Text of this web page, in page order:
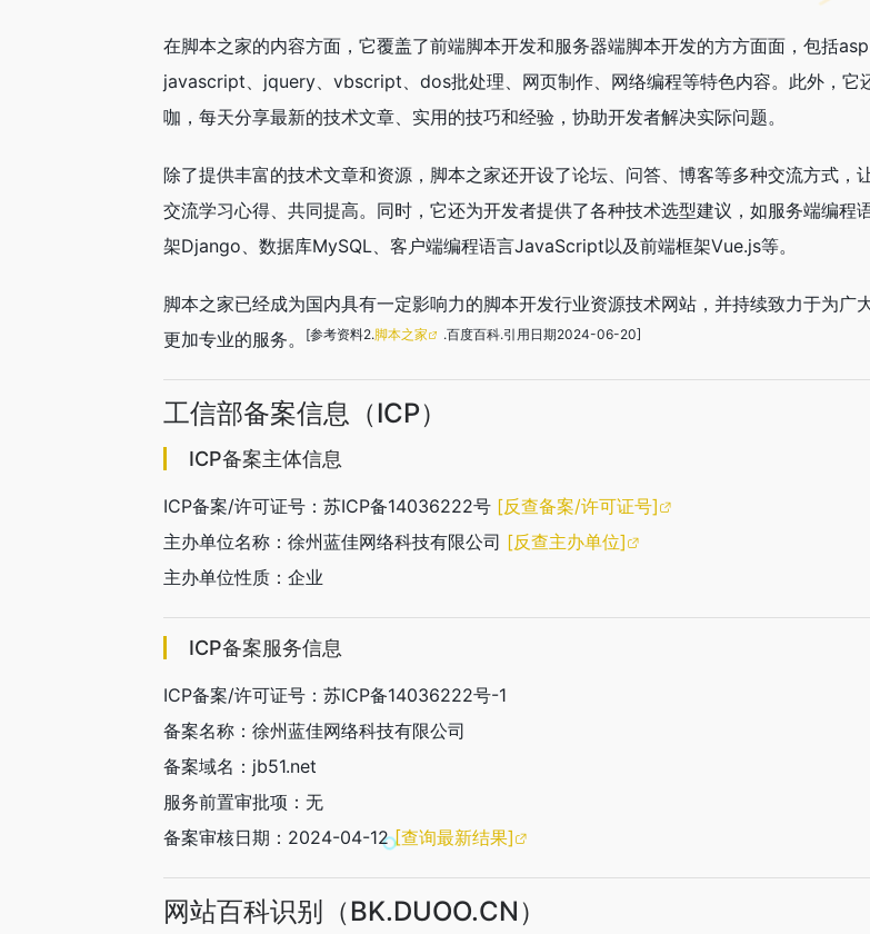
在脚本之家的内容方面，它覆盖了前端脚本开发和服务器端脚本开发的方方面面，包括
javascript、jquery、vbscript、dos批处理、网页制作、网络编程等特色内容。此外，它
咖，每天分享最新的技术文章、实用的技巧和经验，协助开发者解决实际问题。
除了提供丰富的技术文章和资源，脚本之家还开设了论坛、问答、博客等多种交流方式，
交流学习心得、共同提高。同时，它还为开发者提供了各种技术选型建议，如服务端编程
架Django、数据库MySQL、客户端编程语言JavaScript以及前端框架Vue.js等。
脚本之家已经成为国内具有一定影响力的脚本开发行业资源技术网站，并持续致力于为广
更加专业的服务。
[参考资料2.脚本之家 .百度百科.引用日期2024-06-20]
工信部备案信息（ICP）
ICP备案主体信息
ICP备案/许可证号：苏ICP备14036222号 [反查备案/许可证号]
主办单位名称：徐州蓝佳网络科技有限公司 [反查主办单位]
主办单位性质：企业
ICP备案服务信息
ICP备案/许可证号：苏ICP备14036222号-1
备案名称：徐州蓝佳网络科技有限公司
备案域名：jb51.net
服务前置审批项：无
备案审核日期：2024-04-12[查询最新结果]
网站百科识别（BK.DUOO.CN）